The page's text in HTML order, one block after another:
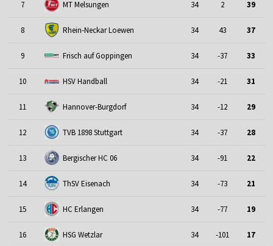
7 MT Melsungen 34 2 39
8 Rhein-Neckar Loewen 34 43 37
9 Frisch auf Goppingen 34 -37 33
10 HSV Handball 34 -21 31
11 Hannover-Burgdorf 34 -12 29
12 TVB 1898 Stuttgart 34 -37 28
13 Bergischer HC 06 34 -91 22
14 ThSV Eisenach 34 -73 21
15 HC Erlangen 34 -77 19
16 HSG Wetzlar 34 -101 17